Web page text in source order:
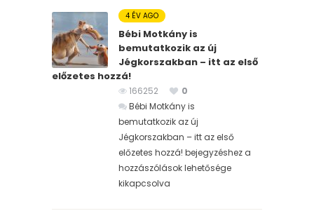
4 ÉV AGO
Bébi Motkány is
bemutatkozik az új
Jégkorszakban – itt az első
előzetes hozzá!
166252
0
Bébi Motkány is
bemutatkozik az új
Jégkorszakban – itt az első
előzetes hozzá! bejegyzéshez a
hozzászólások lehetősége
kikapcsolva